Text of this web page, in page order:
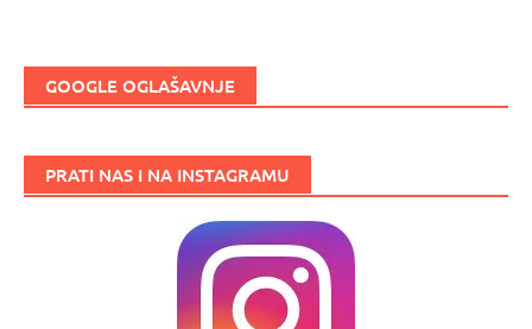
GOOGLE OGLAŠAVNJE
PRATI NAS I NA INSTAGRAMU